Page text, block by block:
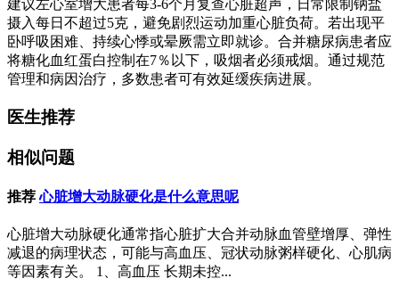
建议左心室增大患者每3-6个月复查心脏超声，日常限制钠盐
摄入每日不超过5克，避免剧烈运动加重心脏负荷。若出现平
卧呼吸困难、持续心悸或晕厥需立即就诊。合并糖尿病患者应
将糖化血红蛋白控制在7％以下，吸烟者必须戒烟。通过规范
管理和病因治疗，多数患者可有效延缓疾病进展。
医生推荐
相似问题
推荐 心脏增大动脉硬化是什么意思呢
心脏增大动脉硬化通常指心脏扩大合并动脉血管壁增厚、弹性
减退的病理状态，可能与高血压、冠状动脉粥样硬化、心肌病
等因素有关。 1、高血压 长期未控...